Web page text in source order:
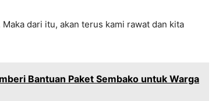
dari itu, akan terus kami rawat dan kita
Bantuan Paket Sembako untuk Warga